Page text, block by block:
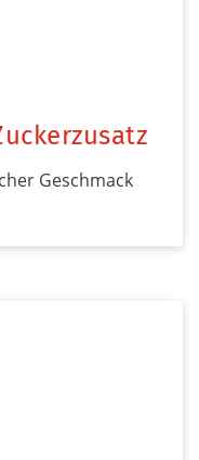
Geschmack